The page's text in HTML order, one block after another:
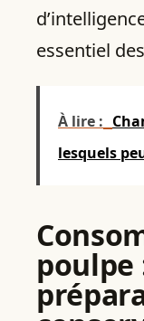
essentiel
À lire :
lesquels
poulpe